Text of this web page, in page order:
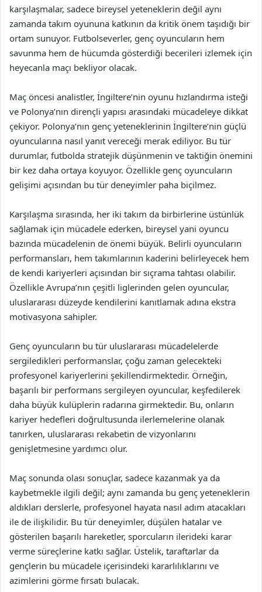
karşılaşmalar, sadece bireysel yeteneklerin değil aynı
zamanda takım oyununa katkının da kritik önem taşıdığı bir
ortam sunuyor. Futbolseverler, genç oyuncuların hem
savunma hem de hücumda gösterdiği becerileri izlemek için
heyecanla maçı bekliyor olacak.
Maç öncesi analistler, İngiltere’nin oyunu hızlandırma isteği
ve Polonya’nın dirençli yapısı arasındaki mücadeleye dikkat
çekiyor. Polonya’nın genç yeteneklerinin İngiltere’nin güçlü
oyuncularına nasıl yanıt vereceği merak ediliyor. Bu tür
durumlar, futbolda stratejik düşünmenin ve taktiğin önemini
bir kez daha ortaya koyuyor. Özellikle genç oyuncuların
gelişimi açısından bu tür deneyimler paha biçilmez.
Karşılaşma sırasında, her iki takım da birbirlerine üstünlük
sağlamak için mücadele ederken, bireysel yani oyuncu
bazında mücadelenin de önemi büyük. Belirli oyuncuların
performansları, hem takımlarının kaderini belirleyecek hem
de kendi kariyerleri açısından bir sıçrama tahtası olabilir.
Özellikle Avrupa’nın çeşitli liglerinden gelen oyuncular,
uluslararası düzeyde kendilerini kanıtlamak adına ekstra
motivasyona sahipler.
Genç oyuncuların bu tür uluslararası mücadelelerde
sergiledikleri performanslar, çoğu zaman gelecekteki
profesyonel kariyerlerini şekillendirmektedir. Örneğin,
başarılı bir performans sergileyen oyuncular, keşfedilerek
daha büyük kulüplerin radarına girmektedir. Bu, onların
kariyer hedefleri doğrultusunda ilerlemelerine olanak
tanırken, uluslararası rekabetin de vizyonlarını
genişletmesine yardımcı olur.
Maç sonunda olası sonuçlar, sadece kazanmak ya da
kaybetmekle ilgili değil; aynı zamanda bu genç yeteneklerin
aldıkları derslerle, profesyonel hayata nasıl adım atacakları
ile de ilişkilidir. Bu tür deneyimler, düşülen hatalar ve
gösterilen başarılı hareketler, sporcuların ilerideki karar
verme süreçlerine katkı sağlar. Üstelik, taraftarlar da
gençlerin bu mücadele içerisindeki kararlılıklarını ve
azimlerini görme fırsatı bulacak.